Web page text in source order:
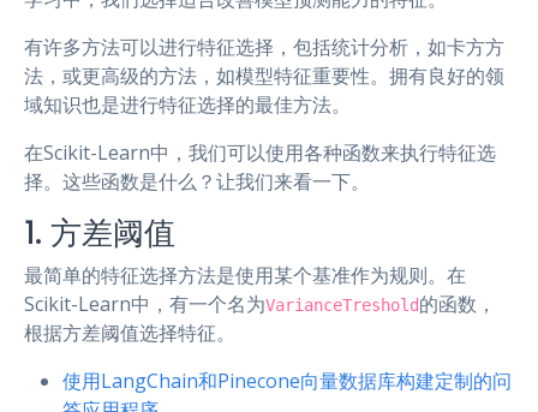
有许多方法可以进行特征选择，包括统计分析，如卡方方
法，或更高级的方法，如模型特征重要性。拥有良好的领
域知识也是进行特征选择的最佳方法。
在Scikit-Learn中，我们可以使用各种函数来执行特征选
择。这些函数是什么？让我们来看一下。
1. 方差阈值
最简单的特征选择方法是使用某个基准作为规则。在
Scikit-Learn中，有一个名为VarianceTreshold的函数，
根据方差阈值选择特征。
使用LangChain和Pinecone向量数据库构建定制的问